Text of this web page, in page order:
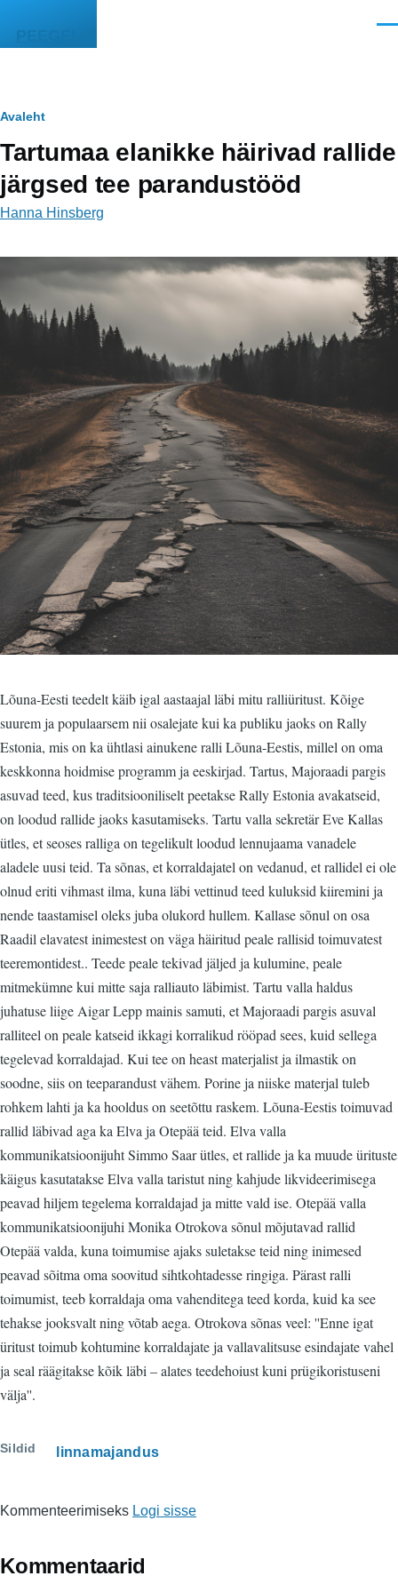
PEEGEL
Leivapuru
Avaleht
Tartumaa elanikke häirivad rallide
järgsed tee parandustööd
Hanna Hinsberg
Lõuna-Eesti teedelt käib igal aastaajal läbi mitu ralliüritust. Kõige
suurem ja populaarsem nii osalejate kui ka publiku jaoks on Rally
Estonia, mis on ka ühtlasi ainukene ralli Lõuna-Eestis, millel on oma
keskkonna hoidmise programm ja eeskirjad. Tartus, Majoraadi pargis
asuvad teed, kus traditsiooniliselt peetakse Rally Estonia avakatseid,
on loodud rallide jaoks kasutamiseks. Tartu valla sekretär Eve Kallas
ütles, et seoses ralliga on tegelikult loodud lennujaama vanadele
aladele uusi teid. Ta sõnas, et korraldajatel on vedanud, et rallidel ei ole
olnud eriti vihmast ilma, kuna läbi vettinud teed kuluksid kiiremini ja
nende taastamisel oleks juba olukord hullem. Kallase sõnul on osa
Raadil elavatest inimestest on väga häiritud peale rallisid toimuvatest
teeremontidest.. Teede peale tekivad jäljed ja kulumine, peale
mitmekümne kui mitte saja ralliauto läbimist. Tartu valla haldus
juhatuse liige Aigar Lepp mainis samuti, et Majoraadi pargis asuval
ralliteel on peale katseid ikkagi korralikud rööpad sees, kuid sellega
tegelevad korraldajad. Kui tee on heast materjalist ja ilmastik on
soodne, siis on teeparandust vähem. Porine ja niiske materjal tuleb
rohkem lahti ja ka hooldus on seetõttu raskem. Lõuna-Eestis toimuvad
rallid läbivad aga ka Elva ja Otepää teid. Elva valla
kommunikatsioonijuht Simmo Saar ütles, et rallide ja ka muude ürituste
käigus kasutatakse Elva valla taristut ning kahjude likvideerimisega
peavad hiljem tegelema korraldajad ja mitte vald ise. Otepää valla
kommunikatsioonijuhi Monika Otrokova sõnul mõjutavad rallid
Otepää valda, kuna toimumise ajaks suletakse teid ning inimesed
peavad sõitma oma soovitud sihtkohtadesse ringiga. Pärast ralli
toimumist, teeb korraldaja oma vahenditega teed korda, kuid ka see
tehakse jooksvalt ning võtab aega. Otrokova sõnas veel: ''Enne igat
üritust toimub kohtumine korraldajate ja vallavalitsuse esindajate vahel
ja seal räägitakse kõik läbi – alates teedehoiust kuni prügikoristuseni
välja''.
Sildid linnamajandus
Kommenteerimiseks Logi sisse
Kommentaarid